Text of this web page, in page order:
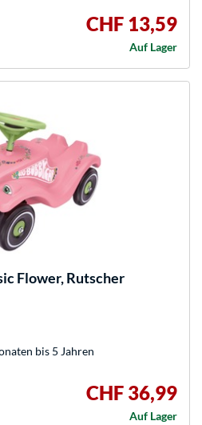
CHF 13,59
Auf Lager
Flower, Rutscher
bis 5 Jahren
CHF 36,99
Auf Lager